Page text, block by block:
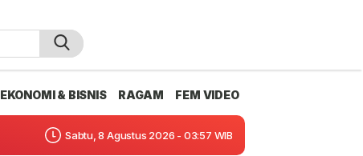
EKONOMI & BISNIS RAGAM FEM VIDEO
Sabtu, 8 Agustus 2026 - 03:57 WIB